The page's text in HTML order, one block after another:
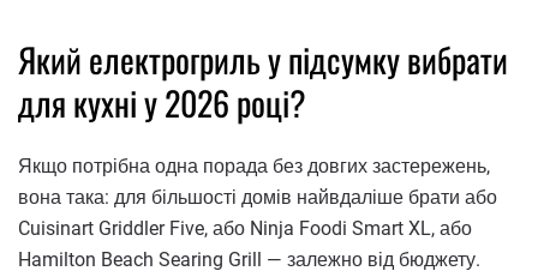
Який електрогриль у підсумку вибрати
для кухні у 2026 році?
Якщо потрібна одна порада без довгих застережень,
вона така: для більшості домів найвдаліше брати або
Cuisinart Griddler Five, або Ninja Foodi Smart XL, або
Hamilton Beach Searing Grill — залежно від бюджету.